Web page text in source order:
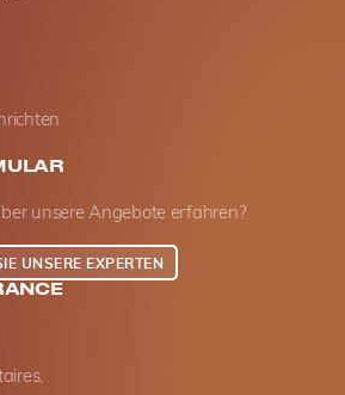
unsere Angebote erfahren?
UNSERE EXPERTEN